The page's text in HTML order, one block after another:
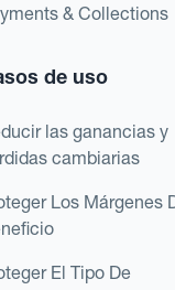
& Collections
de uso
las ganancias y
cambiarias
Los Márgenes
El Tipo De